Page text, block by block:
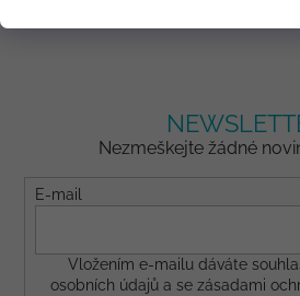
Nezmeškejte žádné
E-mail
Vložením e-mailu dáváte
osobních údajů a se zásadami